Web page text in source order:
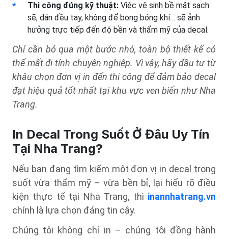
Thi công đúng kỹ thuật: Việc vệ sinh bề mặt sạch
sẽ, dán đều tay, không để bong bóng khí… sẽ ảnh
hưởng trực tiếp đến độ bền và thẩm mỹ của decal.
Chỉ cần bỏ qua một bước nhỏ, toàn bộ thiết kế có
thể mất đi tính chuyên nghiệp. Vì vậy, hãy đầu tư từ
khâu chọn đơn vị in đến thi công để đảm bảo decal
đạt hiệu quả tốt nhất tại khu vực ven biển như Nha
Trang.
In Decal Trong Suốt Ở Đâu Uy Tín
Tại Nha Trang?
Nếu bạn đang tìm kiếm một đơn vị in decal trong
suốt vừa thẩm mỹ – vừa bền bỉ, lại hiểu rõ điều
kiện thực tế tại Nha Trang, thì inannhatrang.vn
chính là lựa chọn đáng tin cậy.
Chúng tôi không chỉ in – chúng tôi đồng hành